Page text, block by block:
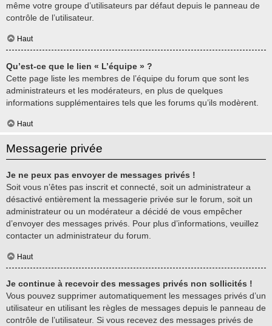
même votre groupe d’utilisateurs par défaut depuis le panneau de
contrôle de l’utilisateur.
Haut
Qu’est-ce que le lien « L’équipe » ?
Cette page liste les membres de l’équipe du forum que sont les
administrateurs et les modérateurs, en plus de quelques
informations supplémentaires tels que les forums qu’ils modèrent.
Haut
Messagerie privée
Je ne peux pas envoyer de messages privés !
Soit vous n’êtes pas inscrit et connecté, soit un administrateur a
désactivé entièrement la messagerie privée sur le forum, soit un
administrateur ou un modérateur a décidé de vous empêcher
d’envoyer des messages privés. Pour plus d’informations, veuillez
contacter un administrateur du forum.
Haut
Je continue à recevoir des messages privés non sollicités !
Vous pouvez supprimer automatiquement les messages privés d’un
utilisateur en utilisant les règles de messages depuis le panneau de
contrôle de l’utilisateur. Si vous recevez des messages privés de